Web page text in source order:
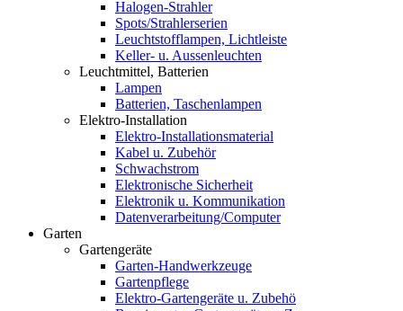
Halogen-Strahler
Spots/Strahlerserien
Leuchtstofflampen, Lichtleiste
Keller- u. Aussenleuchten
Leuchtmittel, Batterien
Lampen
Batterien, Taschenlampen
Elektro-Installation
Elektro-Installationsmaterial
Kabel u. Zubehör
Schwachstrom
Elektronische Sicherheit
Elektronik u. Kommunikation
Datenverarbeitung/Computer
Garten
Gartengeräte
Garten-Handwerkzeuge
Gartenpflege
Elektro-Gartengeräte u. Zubehö